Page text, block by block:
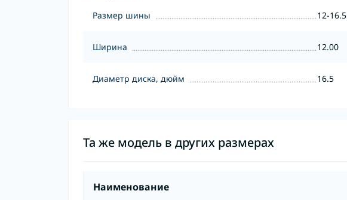
Размер шины
12-16.5
Ширина 12.00
Диаметр диска, дюйм 16.5
Та же модель в других размерах
Наименование